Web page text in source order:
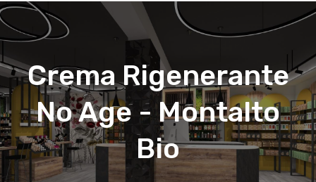
Crema Rigenerante
No Age - Montalto
Bio